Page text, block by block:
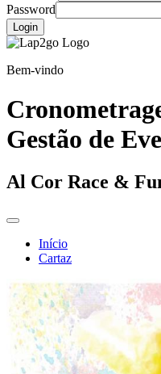
Password
Login
Bem-vindo
Gestão de
Al Cor Race &
Início
Cartaz